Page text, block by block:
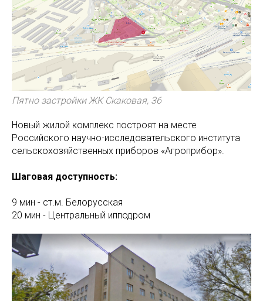
Пятно застройки ЖК Скаковая, 36
Новый жилой комплекс построят на месте
Российского научно-исследовательского института
сельскохозяйственных приборов «Агроприбор».
Шаговая доступность:
9 мин - ст.м. Белорусская
20 мин - Центральный ипподром